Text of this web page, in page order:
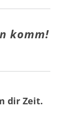
komm!
dir Zeit.